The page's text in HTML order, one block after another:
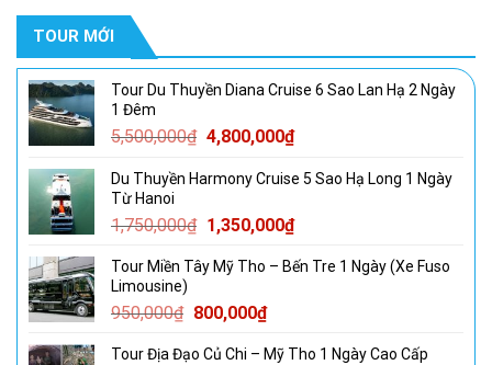
TOUR MỚI
Tour Du Thuyền Diana Cruise 6 Sao Lan Hạ 2 Ngày
1 Đêm
5,500,000₫ Giá
là:
4,800,000₫Giá
tại
4,800,000₫.
Du Thuyền Harmony Cruise 5 Sao Hạ Long 1 Ngày
Từ Hanoi
1,750,000₫ Giá
là:
1,350,000₫Giá
tại
Tour Miền Tây Mỹ Tho – Bến Tre 1 Ngày (Xe Fuso
Limousine)
950,000₫ Giá
là:
800,000₫Giá
tại
Tour Địa Đạo Củ Chi – Mỹ Tho 1 Ngày Cao Cấp